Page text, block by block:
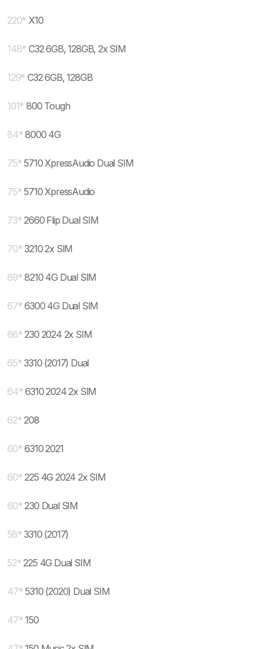
220* X10
148* C32 6GB, 128GB, 2x SIM
129* C32 6GB, 128GB
101* 800 Tough
84* 8000 4G
75* 5710 XpressAudio Dual SIM
75* 5710 XpressAudio
73* 2660 Flip Dual SIM
70* 3210 2x SIM
69* 8210 4G Dual SIM
67* 6300 4G Dual SIM
66* 230 2024 2x SIM
65* 3310 (2017) Dual
64* 6310 2024 2x SIM
62* 208
60* 6310 2021
60* 225 4G 2024 2x SIM
60* 230 Dual SIM
58* 3310 (2017)
52* 225 4G Dual SIM
47* 5310 (2020) Dual SIM
47* 150